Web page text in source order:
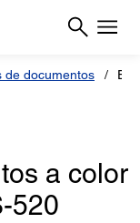
de documentos
a color
520